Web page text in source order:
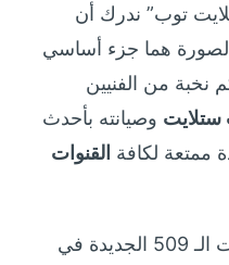
توب” ندرك أن
هما جزء أساسي
نخبة من الفنيين
وصيانته بأحدث
ممتعة لكافة القنوات
سواء كنت تسكن في أحد البيوت الـ 509 الجديدة في